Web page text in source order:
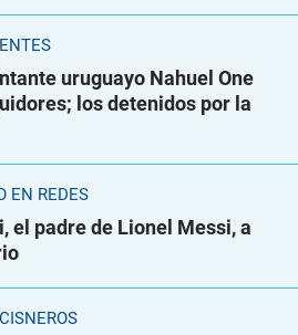
uruguayo Nahuel One
los detenidos por la
EN REDES
el padre de Lionel Messi, a